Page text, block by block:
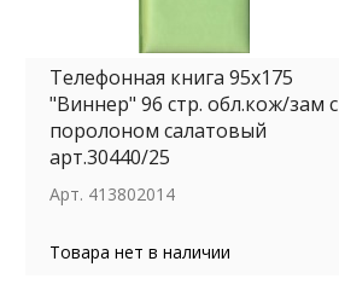
Телефонная книга 95х175
"Виннер" 96 стр. обл.кож/зам с
поролоном салатовый
арт.30440/25
Арт. 413802014
Товара нет в наличии